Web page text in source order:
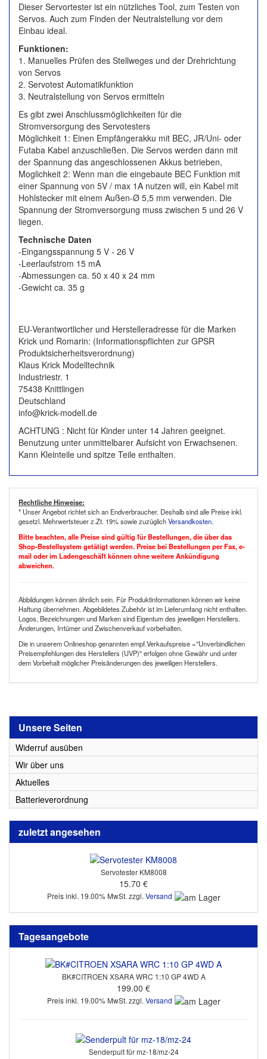
Dieser Servortester ist ein nützliches Tool, zum Testen von
Servos. Auch zum Finden der Neutralstellung vor dem
Einbau ideal.
Funktionen:
1. Manuelles Prüfen des Stellweges und der Drehrichtung
von Servos
2. Servotest Automatikfunktion
3. Neutralstellung von Servos ermitteln
Es gibt zwei Anschlussmöglichkeiten für die
Stromversorgung des Servotesters
Möglichkeit 1: Einen Empfängerakku mit BEC, JR/Uni- oder
Futaba Kabel anzuschließen. Die Servos werden dann mit
der Spannung das angeschlossenen Akkus betrieben,
Moglichkeit 2: Wenn man die eingebaute BEC Funktion mit
einer Spannung von 5V / max 1A nutzen will, ein Kabel mit
Hohlstecker mit einem Außen-Ø 5,5 mm verwenden. Die
Spannung der Stromversorgung muss zwischen 5 und 26 V
liegen.
Technische Daten
-Eingangsspannung 5 V - 26 V
-Leerlaufstrom 15 mA
-Abmessungen ca. 50 x 40 x 24 mm
-Gewicht ca. 35 g
EU-Verantwortlicher und Herstelleradresse für die Marken
Krick und Romarin: (Informationspflichten zur GPSR
Produktsicherheitsverordnung)
Klaus Krick Modelltechnik
Industriestr. 1
75438 Knittlingen
Deutschland
info@krick-modell.de
ACHTUNG : Nicht für Kinder unter 14 Jahren geeignet.
Benutzung unter unmittelbarer Aufsicht von Erwachsenen.
Kann Kleinteile und spitze Teile enthalten.
Rechtliche Hinweise:
* Unser Angebot richtet sich an Endverbraucher. Deshalb sind alle Preise inkl.
gesetzl. Mehrwertsteuer z.Zt. 19% sowie zuzüglichVersandkosten.
Bitte beachten, alle Preise sind gültig für Bestellungen, die über das
Shop-Bestellsystem getätigt werden. Preise bei Bestellungen per Fax, e-
mail oder im Ladengeschäft können ohne weitere Ankündigung
abweichen.
Abbildungen können ähnlich sein. Für Produktinformationen können wir keine
Haftung übernehmen. Abgebildetes Zubehör ist im Lieferumfang nicht enthalten.
Logos, Bezeichnungen und Marken sind Eigentum des jeweiligen Herstellers.
Änderungen, Irrtümer und Zwischenverkauf vorbehalten.
Die in unserem Onlineshop genannten empf.Verkaufspreise ="Unverbindlichen
Preisempfehlungen des Herstellers (UVP)" erfolgen ohne Gewähr und unter
dem Vorbehalt möglicher Preisänderungen des jeweiligen Herstellers.
Unsere Seiten
Widerruf ausüben
Wir über uns
Aktuelles
Batterieverordnung
zuletzt angesehen
Servotester KM8008
15.70 €
Preis inkl. 19.00% MwSt. zzgl.Versand
Tagesangebote
BK#CITROEN XSARA WRC 1:10 GP 4WD A
199.00 €
Preis inkl. 19.00% MwSt. zzgl. Versand
Senderpult für mz-18/mz-24